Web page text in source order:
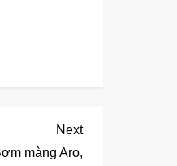
Next
Next
màng Aro,